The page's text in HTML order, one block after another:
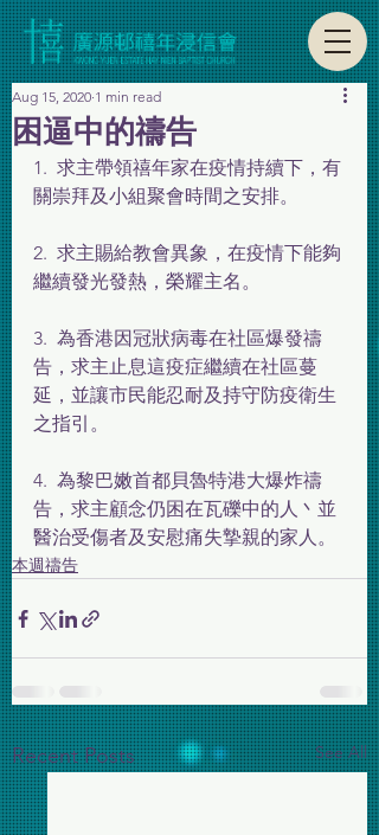
困逼中的禱告
Aug 15, 2020 1 min read
1.  求主帶領禧年家在疫情持續下，有
關崇拜及小組聚會時間之安排。
2.  求主賜給教會異象，在疫情下能夠
繼續發光發熱，榮耀主名。
3.  為香港因冠狀病毒在社區爆發禱
告，求主止息這疫症繼續在社區蔓
延，並讓市民能忍耐及持守防疫衛生
之指引。
4.  為黎巴嫩首都貝魯特港大爆炸禱
告，求主顧念仍困在瓦礫中的人丶並
醫治受傷者及安慰痛失摯親的家人。
本週禱告
Recent Posts See All